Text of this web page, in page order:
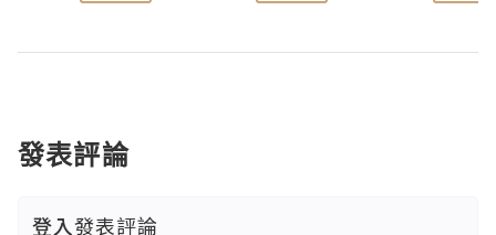
發表評論
登入發表評論